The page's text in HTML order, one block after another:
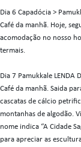
Dia 6 Capadócia >
Café da manhã. Hoje,
acomodação no nosso
termais.
Dia 7 Pamukkale LENDA
Café da manhã. Saida
cascatas de cálcio
montanhas de algodão.
nome indica “A Cidade
para apreciar as